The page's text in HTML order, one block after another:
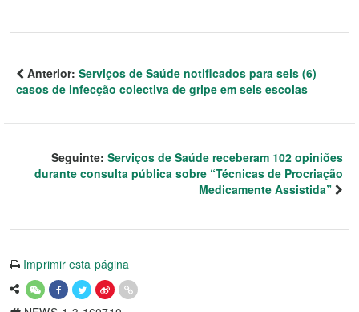
Anterior: Serviços de Saúde notificados para seis (6)
casos de infecção colectiva de gripe em seis escolas
Seguinte: Serviços de Saúde receberam 102 opiniões
durante consulta pública sobre “Técnicas de Procriação
Medicamente Assistida”
Imprimir esta página